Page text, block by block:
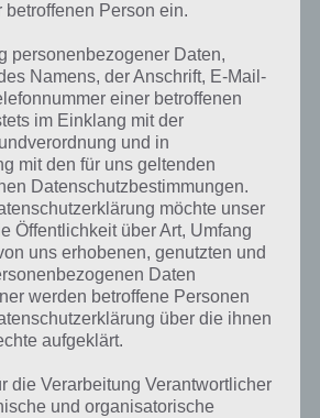
musst und
Dabei muss die Reihenfolge
in welchem du deine Puzzle-Fertigkeiten
Die Kreise bewegen sich dabei auf
man den richtigen Zeitpunkt treffen
welcher Kreis nun tatsächlich am weitesten
Ups zum Lösen der Level
Kreise aber nie überdecken. Doch dafür
Ups, die in begrenzter Anzahl für jedes
kann man beispielsweise einen Kreis
Person ein.
personenbezogener Daten,
Namens, der Anschrift, E-Mail-
einer betroffenen
im Einklang mit der
und in
mit den für uns geltenden
Datenschutzbestimmungen.
möchte unser
Öffentlichkeit über Art, Umfang
uns erhobenen, genutzten und
Daten
werden betroffene Personen
über die ihnen
aufgeklärt.
die Verarbeitung Verantwortlicher
und organisatorische